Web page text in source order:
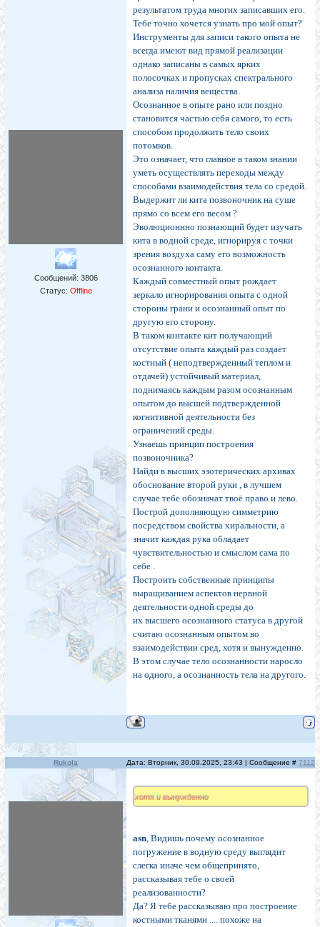
Сообщений: 3806
Статус: Offline
результатом труда многих записавших его.
Тебе точно хочется узнать про мой опыт?
Инструменты для записи такого опыта не
всегда имеют вид прямой реализации
однако записаны в самых ярких
полосочках и пропусках спектрального
анализа наличия вещества.
Осознанное в опыте рано или поздно
становится частью себя самого, то есть
способом продолжить тело своих
потомков.
Это означает, что главное в таком знании
уметь осуществлять переходы между
способами взаимодействия тела со средой.
Выдержит ли кита позвоночник на суше
прямо со всем его весом ?
Эволюционнно познающий будет изучать
кита в водной среде, игнорируя с точки
зрения воздуха саму его возможность
осознанного контакта.
Каждый совместный опыт рождает
зеркало игнорирования опыта с одной
стороны грани и осознанный опыт по
другую его сторону.
В таком контакте кит получающий
отсутствие опыта каждый раз создает
костный ( неподтвержденный теплом и
отдачей) устойчивый материал,
поднимаясь каждым разом осознанным
опытом до высшей подтвержденной
когнитивной деятельности без
ограничений среды.
Узнаешь принцип построения
позвоночника?
Найди в высших эзотерических архивах
обоснование второй руки , в лучшем
случае тебе обозначат твоё право и лево.
Построй дополняющую симметрию
посредством свойства хиральности, а
значит каждая рука обладает
чувствительностью и смыслом сама по
себе .
Построить собственные принципы
выращиванием аспектов нервной
деятельности одной среды до
их высшего осознанного статуса в другой
считаю осознанным опытом во
взаимодействии сред, хотя и вынужденно.
В этом случае тело осознанности наросло
на одного, а осознанность тела на другого.
Rukola Дата: Вторник, 30.09.2025, 23:43 | Сообщение # 7112
хотя и вынужденно
asn, Видишь почему осознанное
погружение в водную среду выглядит
слегка иначе чем общепринято,
рассказывая тебе о своей
реализованности?
Да? Я тебе рассказываю про построение
костными тканями .... похоже на